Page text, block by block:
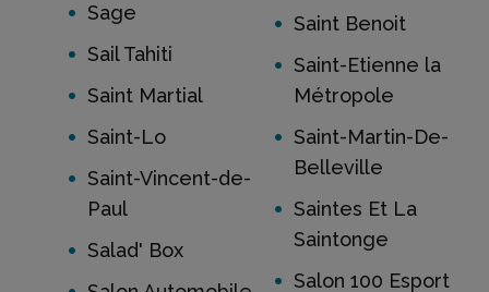
Sage
Sail Tahiti
Saint Martial
Saint-Lo
Saint-Vincent-de-
Paul
Salad' Box
Saint Benoit
Saint-Etienne la
Métropole
Saint-Martin-De-
Belleville
Saintes Et La
Saintonge
Salon 100 Esport